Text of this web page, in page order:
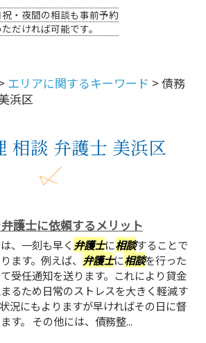
・夜間の相談も事前予約
だければ可能です。
エリアに関するキーワード > 債務
浜区
相談 弁護士 美浜区
護士に依頼するメリット
、一刻も早く 弁護士に相談することで
ます。例えば、 弁護士に相談を行った
受任通知を送ります。これにより貸金
るため日常のストレスを大きく軽減す
況にもよりますが早ければその日に督
す。 その他には、債務整...